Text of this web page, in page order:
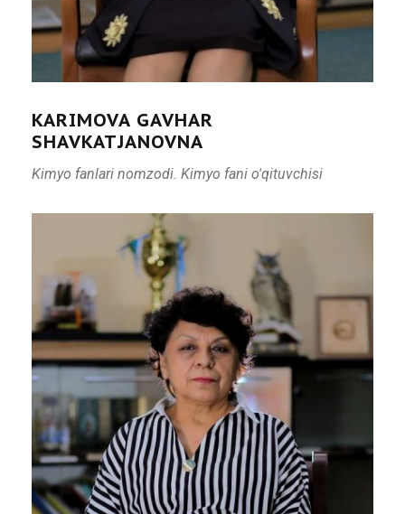
KARIMOVA GAVHAR
SHAVKATJANOVNA
Kimyo fanlari nomzodi. Kimyo fani o'qituvchisi